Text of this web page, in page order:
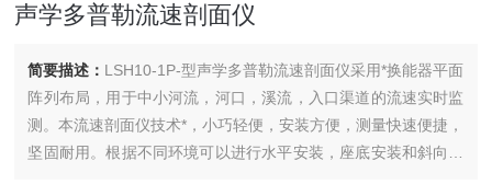
声学多普勒流速剖面仪
简要描述： LSH10-1P-型声学多普勒流速剖面仪采用*换能器平面
阵列布局，用于中小河流，河口，溪流，入口渠道的流速实时监
测。本流速剖面仪技术*，小巧轻便，安装方便，测量快速便捷，
坚固耐用。根据不同环境可以进行水平安装，座底安装和斜向安